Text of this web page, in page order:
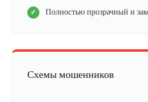
Полностью прозрачный и
Схемы мошенников